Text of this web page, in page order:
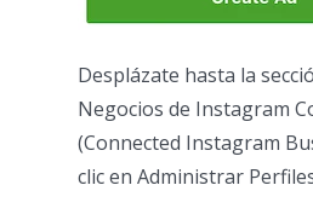
Desplázate hasta la
Negocios de Instagram
(Connected Instagram
clic en Administrar